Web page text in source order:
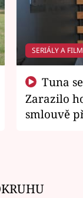
SERIÁLY A
Zarazilo
smlouvě